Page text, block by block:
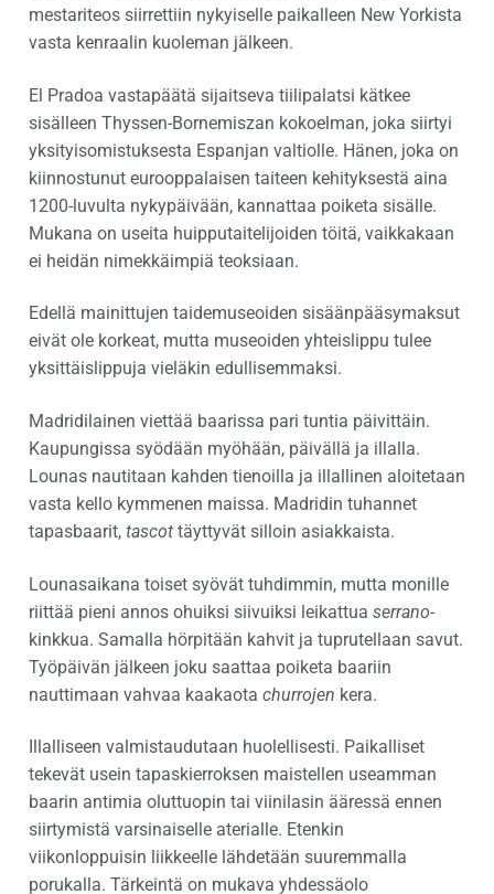
mestariteos siirrettiin nykyiselle paikalleen New Yorkista
vasta kenraalin kuoleman jälkeen.
El Pradoa vastapäätä sijaitseva tiilipalatsi kätkee
sisälleen Thyssen-Bornemiszan kokoelman, joka siirtyi
yksityisomistuksesta Espanjan valtiolle. Hänen, joka on
kiinnostunut eurooppalaisen taiteen kehityksestä aina
1200-luvulta nykypäivään, kannattaa poiketa sisälle.
Mukana on useita huipputaitelijoiden töitä, vaikkakaan
ei heidän nimekkäimpiä teoksiaan.
Edellä mainittujen taidemuseoiden sisäänpääsymaksut
eivät ole korkeat, mutta museoiden yhteislippu tulee
yksittäislippuja vieläkin edullisemmaksi.
Madridilainen viettää baarissa pari tuntia päivittäin.
Kaupungissa syödään myöhään, päivällä ja illalla.
Lounas nautitaan kahden tienoilla ja illallinen aloitetaan
vasta kello kymmenen maissa. Madridin tuhannet
tapasbaarit, tascot täyttyvät silloin asiakkaista.
Lounasaikana toiset syövät tuhdimmin, mutta monille
riittää pieni annos ohuiksi siivuiksi leikattua serrano-
kinkkua. Samalla hörpitään kahvit ja tuprutellaan savut.
Työpäivän jälkeen joku saattaa poiketa baariin
nauttimaan vahvaa kaakaota churrojen kera.
Illalliseen valmistaudutaan huolellisesti. Paikalliset
tekevät usein tapaskierroksen maistellen useamman
baarin antimia oluttuopin tai viinilasin ääressä ennen
siirtymistä varsinaiselle aterialle. Etenkin
viikonloppuisin liikkeelle lähdetään suuremmalla
porukalla. Tärkeintä on mukava yhdessäolo